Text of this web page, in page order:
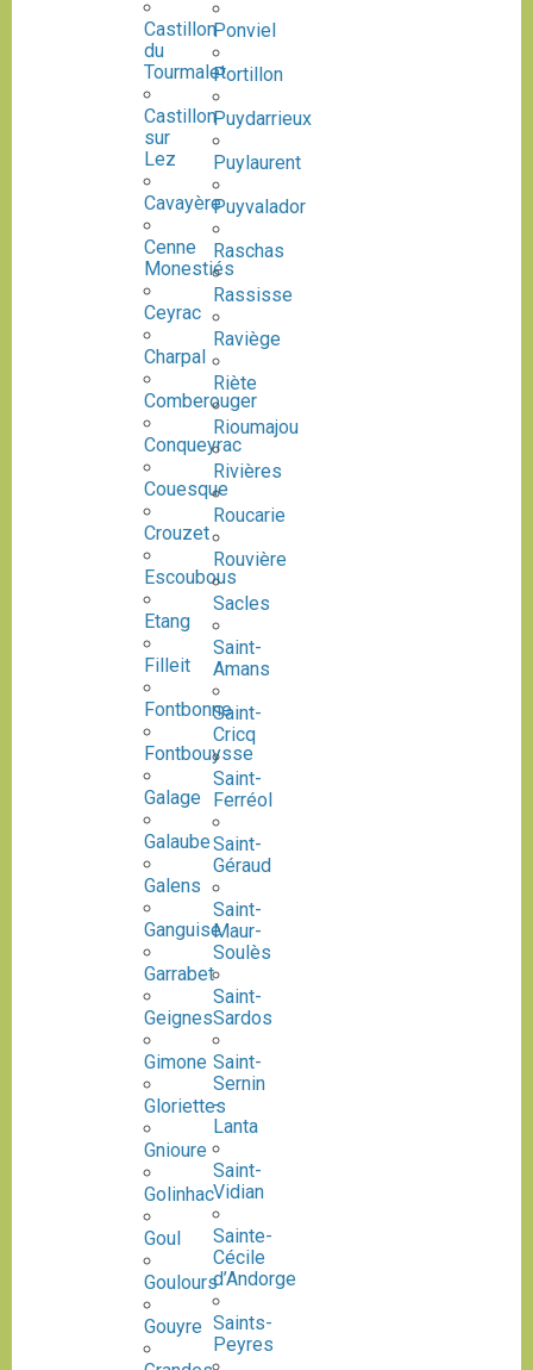
Castillon
du
Tourmalet
Castillon
sur
Lez
Cavayère
Cenne
Monestiés
Ceyrac
Charpal
Comberouger
Conqueyrac
Couesque
Crouzet
Escoubous
Etang
Filleit
Fontbonne
Fontbouysse
Galage
Galaube
Galens
Ganguise
Garrabet
Geignes
Gimone
Gloriettes
Gnioure
Golinhac
Goul
Goulours
Gouyre
Ponviel
Portillon
Puydarrieux
Puylaurent
Puyvalador
Raschas
Rassisse
Raviège
Riète
Rioumajou
Rivières
Roucarie
Rouvière
Sacles
Saint-
Amans
Saint-
Cricq
Saint-
Ferréol
Saint-
Géraud
Saint-
Maur-
Soulès
Saint-
Sardos
Saint-
Sernin
-
Lanta
Saint-
Vidian
Sainte-
Cécile
d’Andorge
Saints-
Peyres